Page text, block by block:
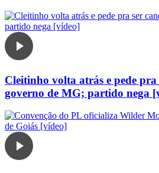
Cleitinho volta atrás e pede
governo de MG; partido nega